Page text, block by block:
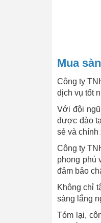
Mua
Công ty
dịch vụ tốt
Với đội
được đào
sẻ và chính
Công ty
phong phú
đảm bảo
Không chỉ
sàng lắng
Tóm lại,